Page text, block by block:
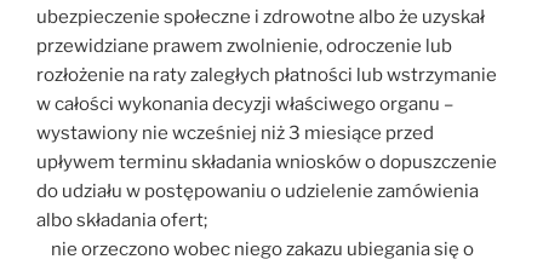
ubezpieczenie społeczne i zdrowotne albo że uzyskał
przewidziane prawem zwolnienie, odroczenie lub
rozłożenie na raty zaległych płatności lub wstrzymanie
w całości wykonania decyzji właściwego organu –
wystawiony nie wcześniej niż 3 miesiące przed
upływem terminu składania wniosków o dopuszczenie
do udziału w postępowaniu o udzielenie zamówienia
albo składania ofert;
nie orzeczono wobec niego zakazu ubiegania się o